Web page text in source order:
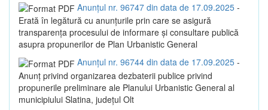
Anunțul nr. 96747 din data de 17.09.2025 -
Erată în legătură cu anunțurile prin care se asigură
transparența procesului de informare și consultare publică
asupra propunerilor de Plan Urbanistic General
Anunțul nr. 96744 din data de 17.09.2025 -
Anunț privind organizarea dezbaterii publice privind
propunerile preliminare ale Planului Urbanistic General al
municipiului Slatina, județul Olt